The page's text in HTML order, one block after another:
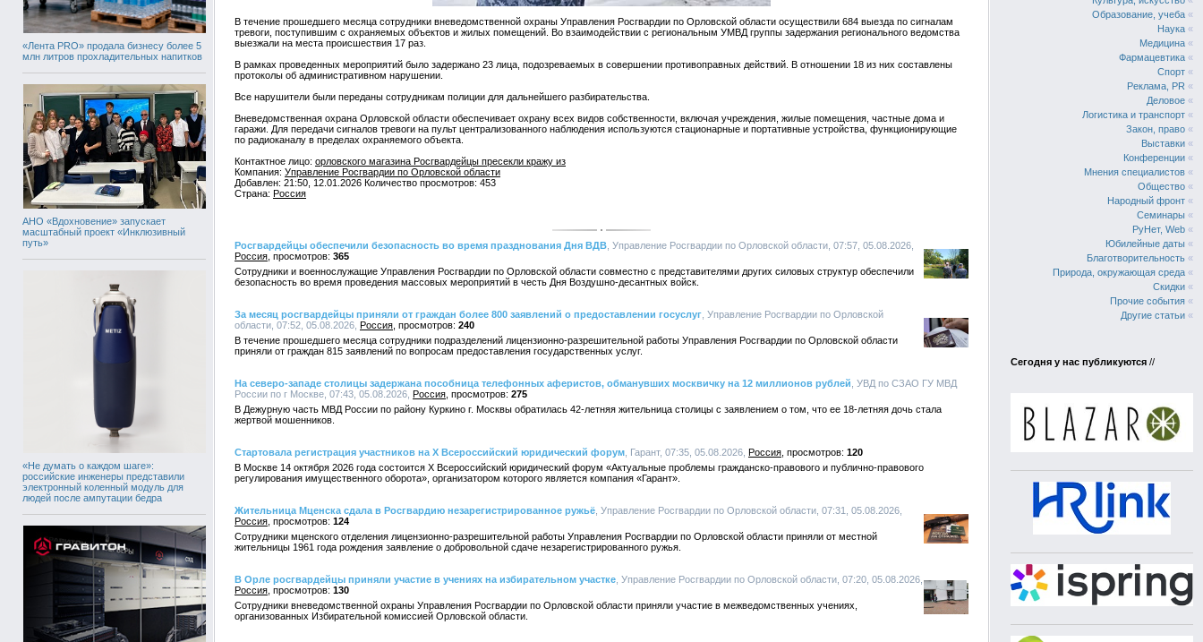
«Лента PRO» продала бизнесу более 5
млн литров прохладительных напитков
АНО «Вдохновение» запускает
масштабный проект «Инклюзивный
путь»
«Не думать о каждом шаге»:
российские инженеры представили
электронный коленный модуль для
людей после ампутации бедра
В течение прошедшего месяца сотрудники вневедомственной охраны Управления Росгвардии по Орловской области осуществили 684 выезда по сигналам
тревоги, поступившим с охраняемых объектов и жилых помещений. Во взаимодействии с региональным УМВД группы задержания регионального ведомства
выезжали на места происшествия 17 раз.
В рамках проведенных мероприятий было задержано 23 лица, подозреваемых в совершении противоправных действий. В отношении 18 из них составлены
протоколы об административном нарушении.
Все нарушители были переданы сотрудникам полиции для дальнейшего разбирательства.
Вневедомственная охрана Орловской области обеспечивает охрану всех видов собственности, включая учреждения, жилые помещения, частные дома и
гаражи. Для передачи сигналов тревоги на пульт централизованного наблюдения используются стационарные и портативные устройства, функционирующие
по радиоканалу в пределах охраняемого объекта.
Контактное лицо: орловского магазина Росгвардейцы пресекли кражу из
Компания: Управление Росгвардии по Орловской области
Добавлен: 21:50, 12.01.2026 Количество просмотров: 453
Страна: Россия
Росгвардейцы обеспечили безопасность во время празднования Дня ВДВ , Управление Росгвардии по Орловской области, 07:57, 05.08.2026,
Россия
365
Сотрудники и военнослужащие Управления Росгвардии по Орловской области совместно с представителями других силовых структур обеспечили
безопасность во время проведения массовых мероприятий в честь Дня Воздушно-десантных войск.
За месяц росгвардейцы приняли от граждан более 800 заявлений о предоставлении госуслуг , Управление Росгвардии по Орловской
области, 07:52, 05.08.2026, Россия
240
В течение прошедшего месяца сотрудники подразделений лицензионно-разрешительной работы Управления Росгвардии по Орловской области
приняли от граждан 815 заявлений по вопросам предоставления государственных услуг.
На северо-западе столицы задержана пособница телефонных аферистов, обманувших москвичку на 12 миллионов рублей , УВД по СЗАО ГУ МВД
России по г Москве, 07:43, 05.08.2026, Россия
275
В Дежурную часть МВД России по району Куркино г. Москвы обратилась 42-летняя жительница столицы с заявлением о том, что ее 18-летняя дочь стала
жертвой мошенников.
Стартовала регистрация участников на X Всероссийский юридический форум , Гарант, 07:35, 05.08.2026, Россия
120
В Москве 14 октября 2026 года состоится X Всероссийский юридический форум «Актуальные проблемы гражданско-правового и публично-правового
регулирования имущественного оборота», организатором которого является компания «Гарант».
Жительница Мценска сдала в Росгвардию незарегистрированное ружьё , Управление Росгвардии по Орловской области, 07:31, 05.08.2026,
Россия
124
Сотрудники мценского отделения лицензионно-разрешительной работы Управления Росгвардии по Орловской области приняли от местной
жительницы 1961 года рождения заявление о добровольной сдаче незарегистрированного ружья.
В Орле росгвардейцы приняли участие в учениях на избирательном участке , Управление Росгвардии по Орловской области, 07:20, 05.08.2026,
Россия
130
Сотрудники вневедомственной охраны Управления Росгвардии по Орловской области приняли участие в межведомственных учениях,
организованных Избирательной комиссией Орловской области.
Образование, учеба «
Наука «
Медицина «
Фармацевтика «
Спорт «
Реклама, PR «
Деловое «
Логистика и транспорт «
Закон, право «
Выставки «
Конференции «
Мнения специалистов «
Общество «
Народный фронт «
Семинары «
РуНет, Web «
Юбилейные даты «
Благотворительность «
Природа, окружающая среда «
Скидки «
Прочие события «
Другие статьи «
Сегодня у нас публикуются //